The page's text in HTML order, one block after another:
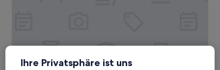
Ihre Privatsphäre ist uns